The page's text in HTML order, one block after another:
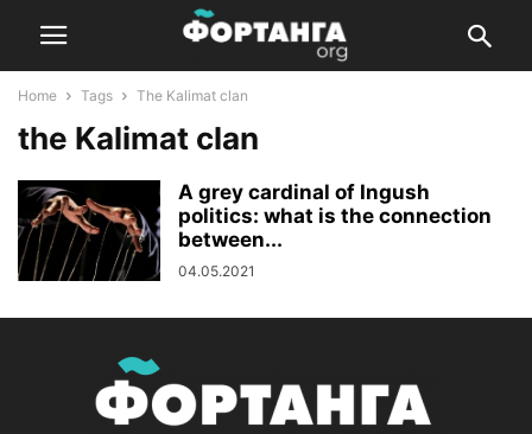
Home Tags The Kalimat clan
the Kalimat clan
A grey cardinal of Ingush
politics: what is the connection
between...
04.05.2021